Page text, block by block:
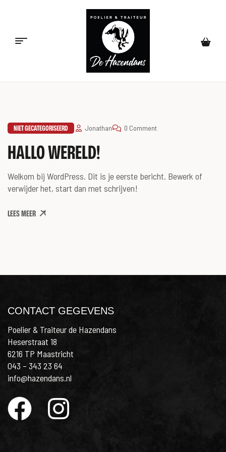
Poelier
Traiteur
de
Hazendans
NIET GECATEGORISEERD Jonathan 0 Comment
HALLO WERELD!
Welkom bij WordPress. Dit is je eerste bericht. Bewerk of
verwijder het, start dan met schrijven!
LEES MEER
CONTACT GEGEVENS
Poelier & Traiteur de Hazendans
Heserstraat 18
6216 TP Maastricht
043 – 343 23 64
info@hazendans.nl